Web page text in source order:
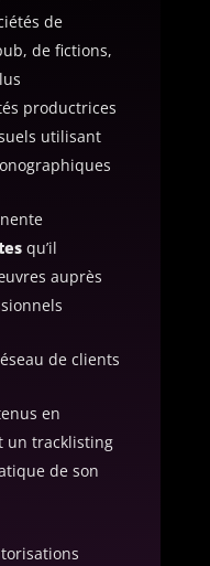
de
de fictions,
productrices
utilisant
qu’il
auprès
de clients
en
un tracklisting
de son